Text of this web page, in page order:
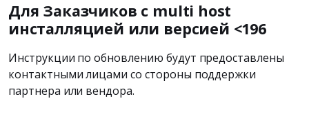
Для Заказчиков с multi host
инсталляцией или версией <196
Инструкции по обновлению будут предоставлены
контактными лицами со стороны поддержки
партнера или вендора.